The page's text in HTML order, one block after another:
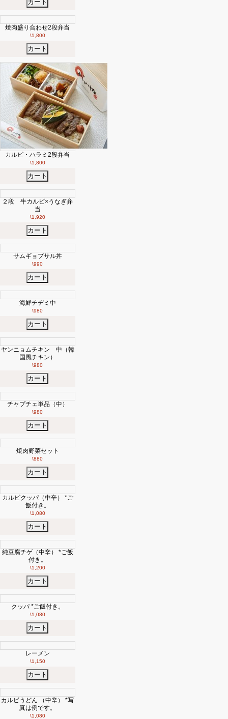
カート
焼肉盛り合わせ2段弁当
\1,800
カート
カルビ・ハラミ2段弁当
\1,800
カート
２段 牛カルビ×うなぎ弁
当
\1,920
カート
サムギョプサル丼
\990
カート
海鮮チヂミ中
\980
カート
ヤンニョムチキン 中（韓
国風チキン）
\980
カート
チャプチェ単品（中）
\980
カート
焼肉野菜セット
\880
カート
カルビクッパ（中辛） *ご
飯付き。
\1,080
カート
純豆腐チゲ（中辛） *ご飯
付き。
\1,200
カート
クッパ *ご飯付き。
\1,080
カート
レーメン
\1,150
カート
カルビうどん （中辛） *写
真は例です。
\1,080